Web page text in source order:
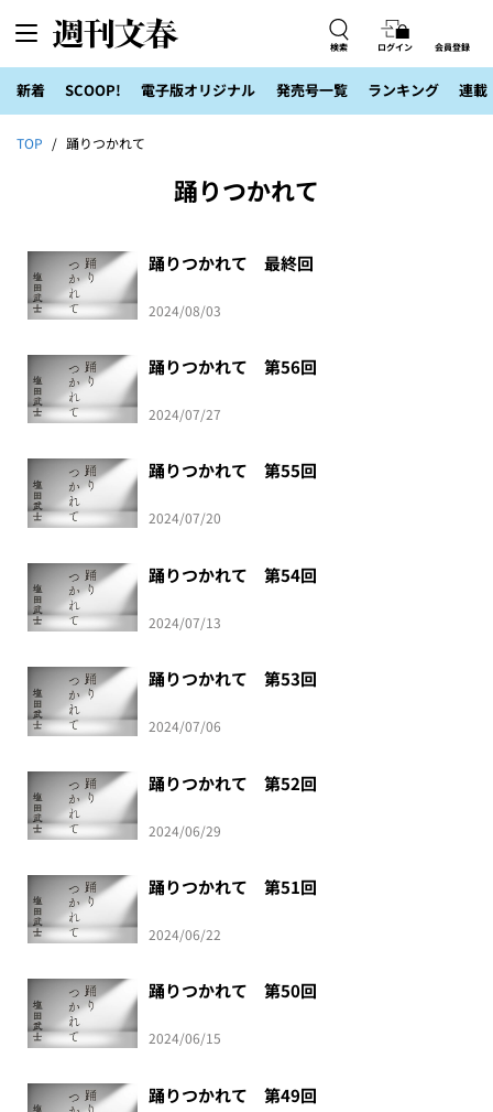
検索 ログイン 会員登録
新着 SCOOP! 電子版オリジナル 発売号一覧 ランキング 連載
TOP 踊りつかれて
踊りつかれて
踊りつかれて 最終回
2024/08/03
踊りつかれて 第56回
2024/07/27
踊りつかれて 第55回
2024/07/20
踊りつかれて 第54回
2024/07/13
踊りつかれて 第53回
2024/07/06
踊りつかれて 第52回
2024/06/29
踊りつかれて 第51回
2024/06/22
踊りつかれて 第50回
2024/06/15
踊りつかれて 第49回